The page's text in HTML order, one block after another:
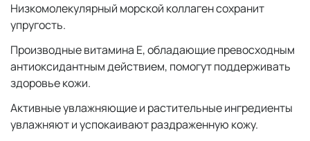
Низкомолекулярный морской коллаген сохранит
упругость.
Производные витамина Е, обладающие превосходным
антиоксидантным действием, помогут поддерживать
здоровье кожи.
Активные увлажняющие и растительные ингредиенты
увлажняют и успокаивают раздраженную кожу.